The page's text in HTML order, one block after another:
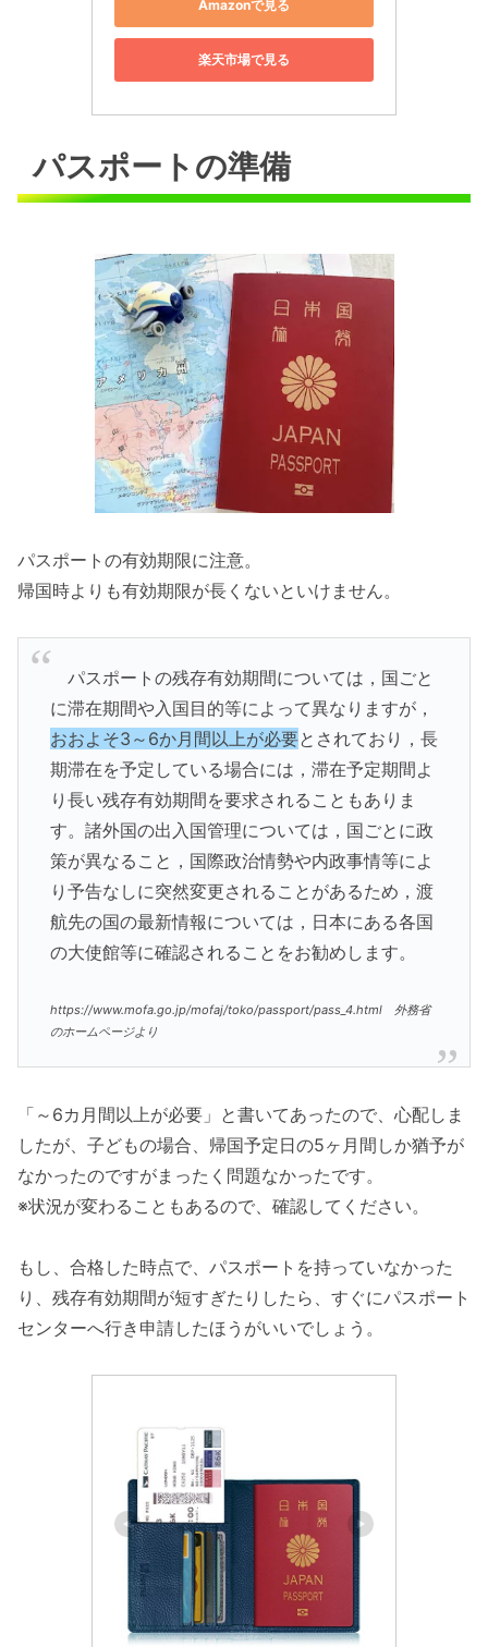
Amazonで見る
楽天市場で見る
パスポートの準備
パスポートの有効期限に注意。
帰国時よりも有効期限が長くないといけません。
パスポートの残存有効期間については，国ごと
に滞在期間や入国目的等によって異なりますが，
おおよそ3～6か月間以上が必要とされており，長
期滞在を予定している場合には，滞在予定期間よ
り長い残存有効期間を要求されることもありま
す。諸外国の出入国管理については，国ごとに政
策が異なること，国際政治情勢や内政事情等によ
り予告なしに突然変更されることがあるため，渡
航先の国の最新情報については，日本にある各国
の大使館等に確認されることをお勧めします。
https://www.mofa.go.jp/mofaj/toko/passport/pass_4.html 外務省
のホームページより
「～6カ月間以上が必要」と書いてあったので、心配しま
したが、子どもの場合、帰国予定日の5ヶ月間しか猶予が
なかったのですがまったく問題なかったです。
※状況が変わることもあるので、確認してください。
もし、合格した時点で、パスポートを持っていなかった
り、残存有効期間が短すぎたりしたら、すぐにパスポート
センターへ行き申請したほうがいいでしょう。